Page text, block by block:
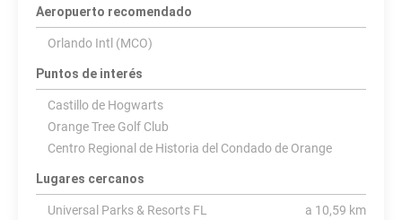
Aeropuerto recomendado
Orlando Intl (MCO)
Puntos de interés
Castillo de Hogwarts
Orange Tree Golf Club
Centro Regional de Historia del Condado de Orange
Lugares cercanos
Universal Parks & Resorts FL a 10,59 km